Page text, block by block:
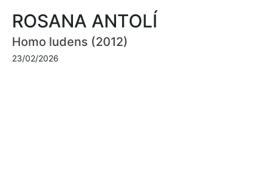
ROSANA ANTOLÍ
Homo ludens (2012)
23/02/2026